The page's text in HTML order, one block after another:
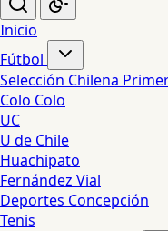
Inicio
Fútbol
Selección Chilena
Colo Colo
UC
U de Chile
Huachipato
Fernández Vial
Deportes Concepción
Tenis